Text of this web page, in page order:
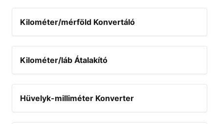
Kilométer/mérföld Konvertáló
Kilométer/láb Átalakító
Hüvelyk-milliméter Konverter